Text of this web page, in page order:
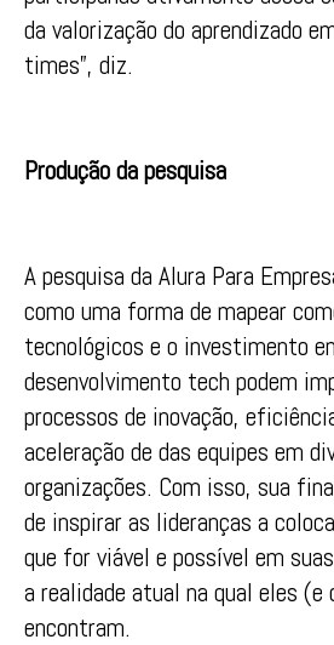
da valorização do aprendizado
times”, diz.
Produção da pesquisa
A pesquisa da Alura Para
como uma forma de mapear
tecnológicos e o investimento
desenvolvimento tech podem
processos de inovação,
aceleração de das equipes em
organizações. Com isso, sua
de inspirar as lideranças a
que for viável e possível em
a realidade atual na qual eles (e
encontram.